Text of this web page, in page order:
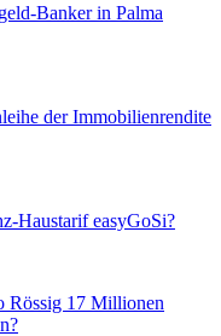
Banker in Palma
der Immobilienrendite
Haustarif easyGoSi?
Rössig 17 Millionen